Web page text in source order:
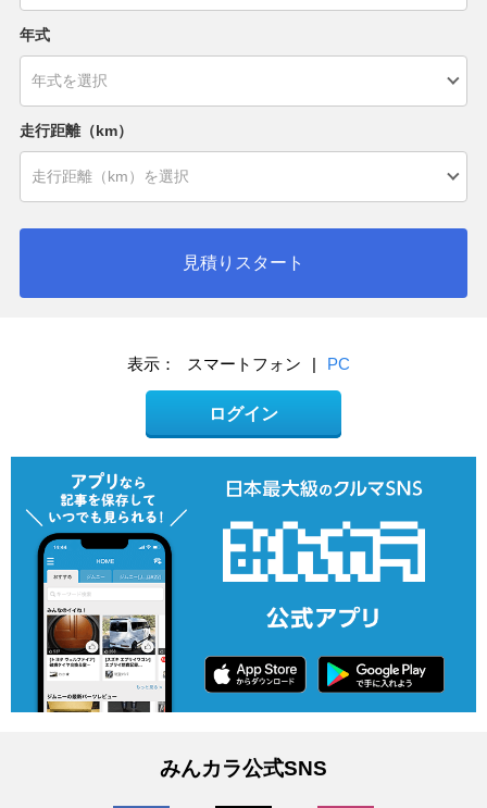
年式
走行距離（km）
見積りスタート
表示： スマートフォン | PC
ログイン
みんカラ公式SNS